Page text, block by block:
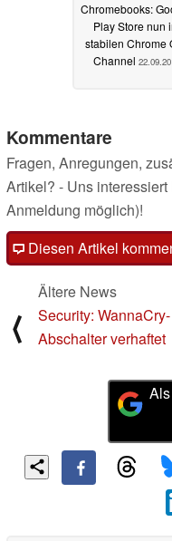
Chromebooks:
Play Store nun
stabilen Chrome
Channel
Kommentare
Fragen, Anregungen,
Artikel? - Uns
Anmeldung möglich)!
Diesen Artikel
⟨
Ältere News
Security: WannaCry-
Abschalter verhaftet